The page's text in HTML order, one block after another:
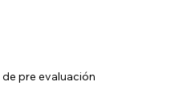
pre evaluación